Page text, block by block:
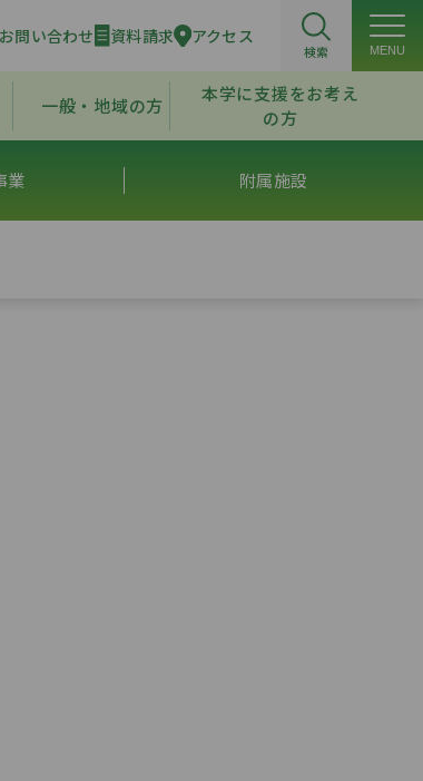
お問い合わせ 資料請求 アクセス
検索 MENU
一般・地域の方
本学に支援をお考え
の方
業 附属施設